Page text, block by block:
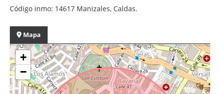
Código inmo: 14617 Manizales, Caldas.
Mapa
+
−